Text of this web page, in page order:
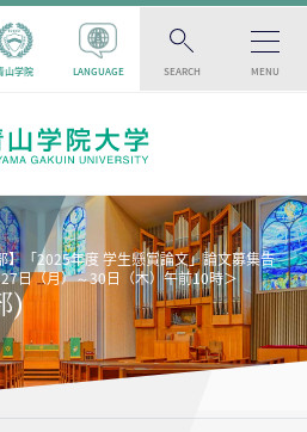
山学院 LANGUAGE SEARCH MENU
】「2025年度 学生懸賞論文」論文募集告
日（月）～30日（木）午前10時＞
)